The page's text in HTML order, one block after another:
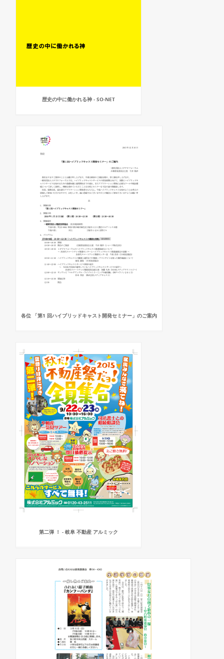
歴史の中に働かれる神 - SO-NET
各位 「第1 回ハイブリッドキャスト開発セミナー」のご案内
第二弾 ！ - 岐阜 不動産 アルミック